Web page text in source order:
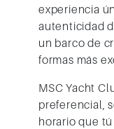
experiencia
autenticidad
un barco de
formas más
MSC Yacht
preferencial,
horario que